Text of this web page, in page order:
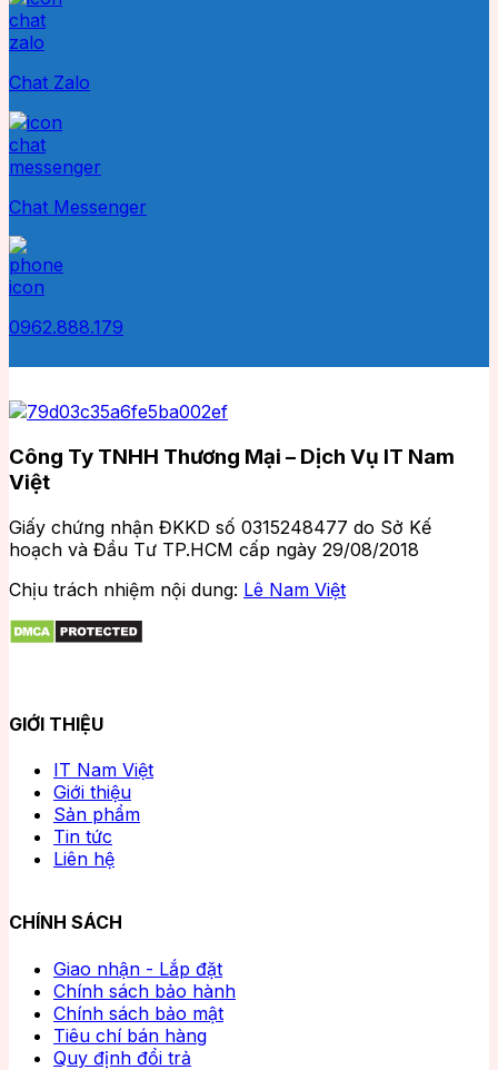
Chat Zalo
Chat Messenger
0962.888.179
Công Ty TNHH Thương Mại – Dịch Vụ IT Nam
Việt
Giấy chứng nhận ĐKKD số 0315248477 do Sở Kế
hoạch và Đầu Tư TP.HCM cấp ngày 29/08/2018
Chịu trách nhiệm nội dung: Lê Nam Việt
GIỚI THIỆU
IT Nam Việt
Giới thiệu
Sản phẩm
Tin tức
Liên hệ
CHÍNH SÁCH
Giao nhận - Lắp đặt
Chính sách bảo hành
Chính sách bảo mật
Tiêu chí bán hàng
Quy định đổi trả